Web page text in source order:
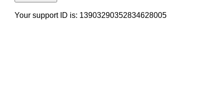
Your support ID is: 13903290352834628005